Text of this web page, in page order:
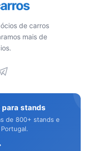
de carros
mais de
para stands
de 800+ stands e